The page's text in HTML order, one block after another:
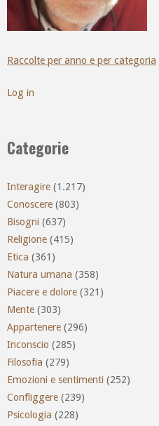
Raccolte per anno e per categoria
Log in
Categorie
Interagire (1.217)
Conoscere (803)
Bisogni (637)
Religione (415)
Etica (361)
Natura umana (358)
Piacere e dolore (321)
Mente (303)
Appartenere (296)
Inconscio (285)
Filosofia (279)
Emozioni e sentimenti (252)
Confliggere (239)
Psicologia (228)